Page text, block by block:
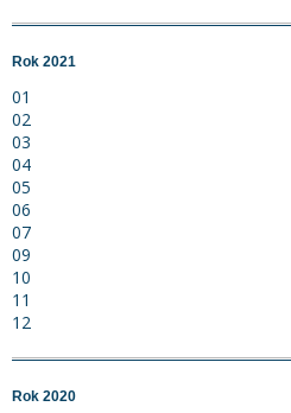
Rok 2021
01
02
03
04
05
06
07
09
10
11
12
Rok 2020